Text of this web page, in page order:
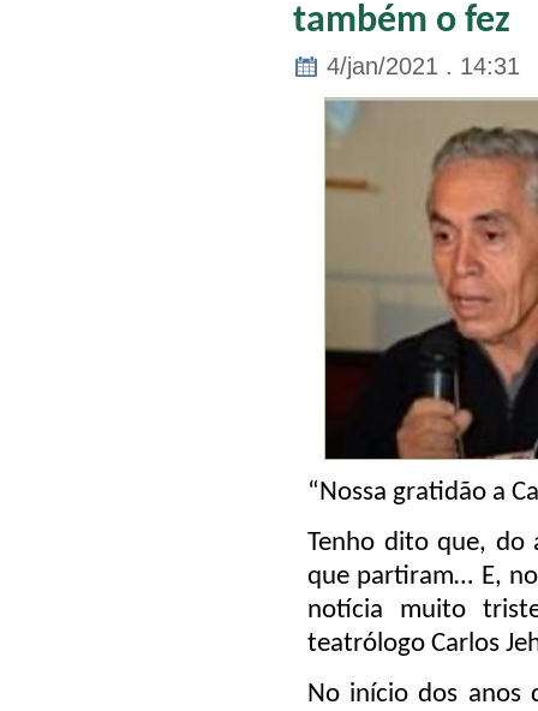
também o fez
4/jan/2021 . 14:31
“Nossa gratidão a
Tenho dito que, do
que partiram… E,
notícia muito
teatrólogo Carlos
No início dos anos